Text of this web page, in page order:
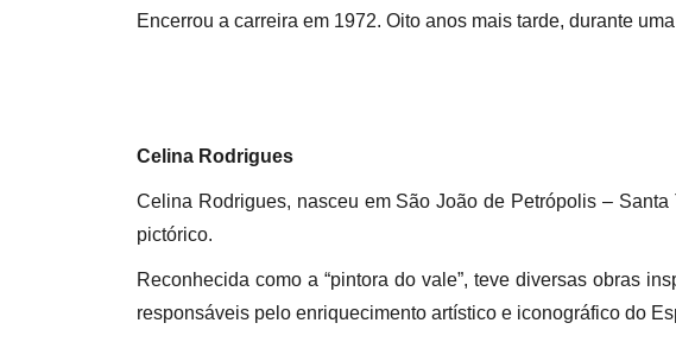
Encerrou a carreira em 1972. Oito anos mais tarde, durante
Celina Rodrigues
Celina Rodrigues, nasceu em São João de Petrópolis –
pictórico.
Reconhecida como a “pintora do vale”, teve diversas obras
responsáveis pelo enriquecimento artístico e iconográfico do